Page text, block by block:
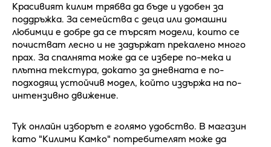
Красивият килим трябва да бъде и удобен за
поддръжка. За семейства с деца или домашни
любимци е добре да се търсят модели, които се
почистват лесно и не задържат прекалено много
прах. За спалнята може да се избере по-мека и
плътна текстура, докато за дневната е по-
подходящ устойчив модел, който издържа на по-
интензивно движение.
Тук онлайн изборът е голямо удобство. В магазин
като "Килими Камко" потребителят може да